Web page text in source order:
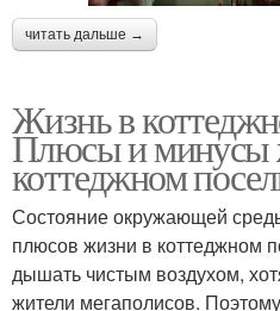
читать дальше →
Жизнь в
Плюсы и минусы
коттеджном
Состояние окружающей
плюсов жизни в коттеджном
дышать чистым воздухом,
жители мегаполисов.